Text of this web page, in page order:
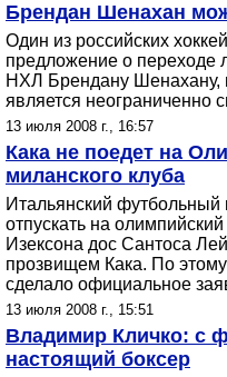
Брендан Шенахан
Один из российских
предложение о
НХЛ Брендану Шенахану,
является неограниченно
13 июля 2008 г., 16:57
Кака не поедет на
миланского клуба
Итальянский
отпускать на
Изексона дос Сантоса
прозвищем Кака. По
сделало официальное
13 июля 2008 г., 15:51
Владимир Кличко: с
настоящий боксер